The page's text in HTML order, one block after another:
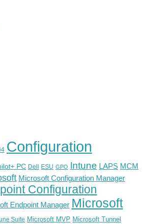
Configuration
PC Dell ESU GPO Intune LAPS MCM
Microsoft Configuration Manager
Configuration
Endpoint Manager Microsoft
Suite Microsoft MVP Microsoft Tunnel